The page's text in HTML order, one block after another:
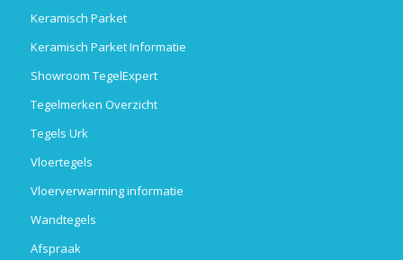
Keramisch Parket
Keramisch Parket Informatie
Showroom TegelExpert
Tegelmerken Overzicht
Tegels Urk
Vloertegels
Vloerverwarming informatie
Wandtegels
Afspraak